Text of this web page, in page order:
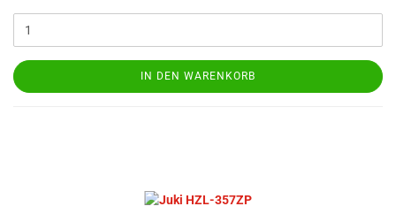
IN DEN WARENKORB